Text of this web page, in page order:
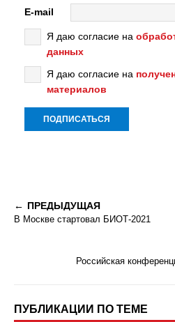
E-mail
Я даю согласие на
данных
Я даю согласие на
материалов
ПРЕДЫДУЩАЯ
В Москве стартовал БИОТ-2021
Российская
ПУБЛИКАЦИИ ПО ТЕМЕ